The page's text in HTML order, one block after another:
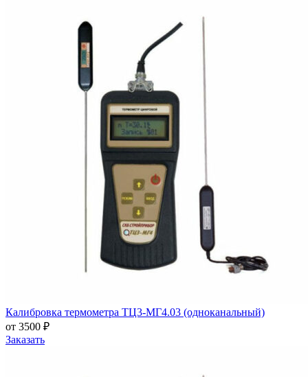
Калибровка термометра ТЦ3-МГ4.03 (одноканальный)
от 3500 ₽
Заказать